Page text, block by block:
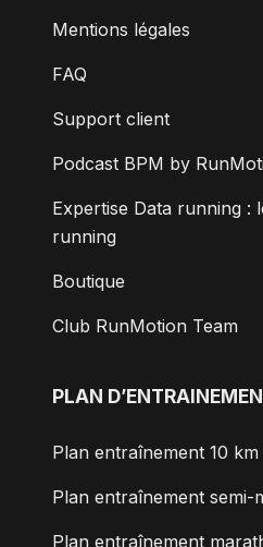
Mentions légales
FAQ
Support client
Podcast BPM by
Expertise Data running :
running
Boutique
Club RunMotion Team
PLAN
Plan entraînement 10 km
Plan entraînement semi-
Plan entraînement